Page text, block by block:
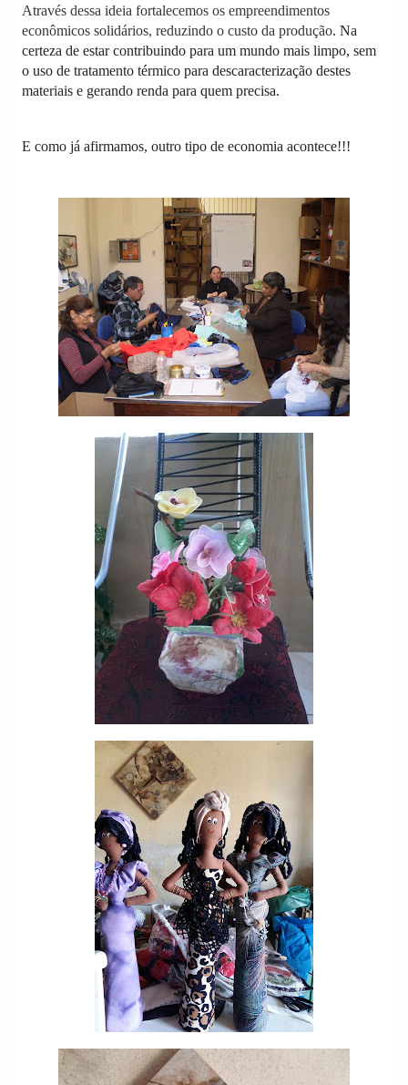
Através dessa ideia fortalecemos os empreendimentos
econômicos solidários, reduzindo o custo da produção. Na
certeza de estar contribuindo para um mundo mais limpo, sem
o uso de tratamento térmico para descaracterização destes
materiais e gerando renda para quem precisa.
E como já afirmamos, outro tipo de economia acontece!!!